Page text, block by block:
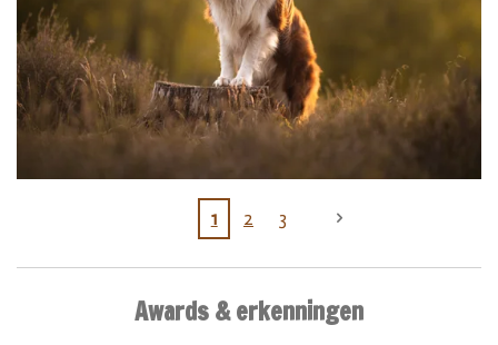
1 2 3
Awards & erkenningen